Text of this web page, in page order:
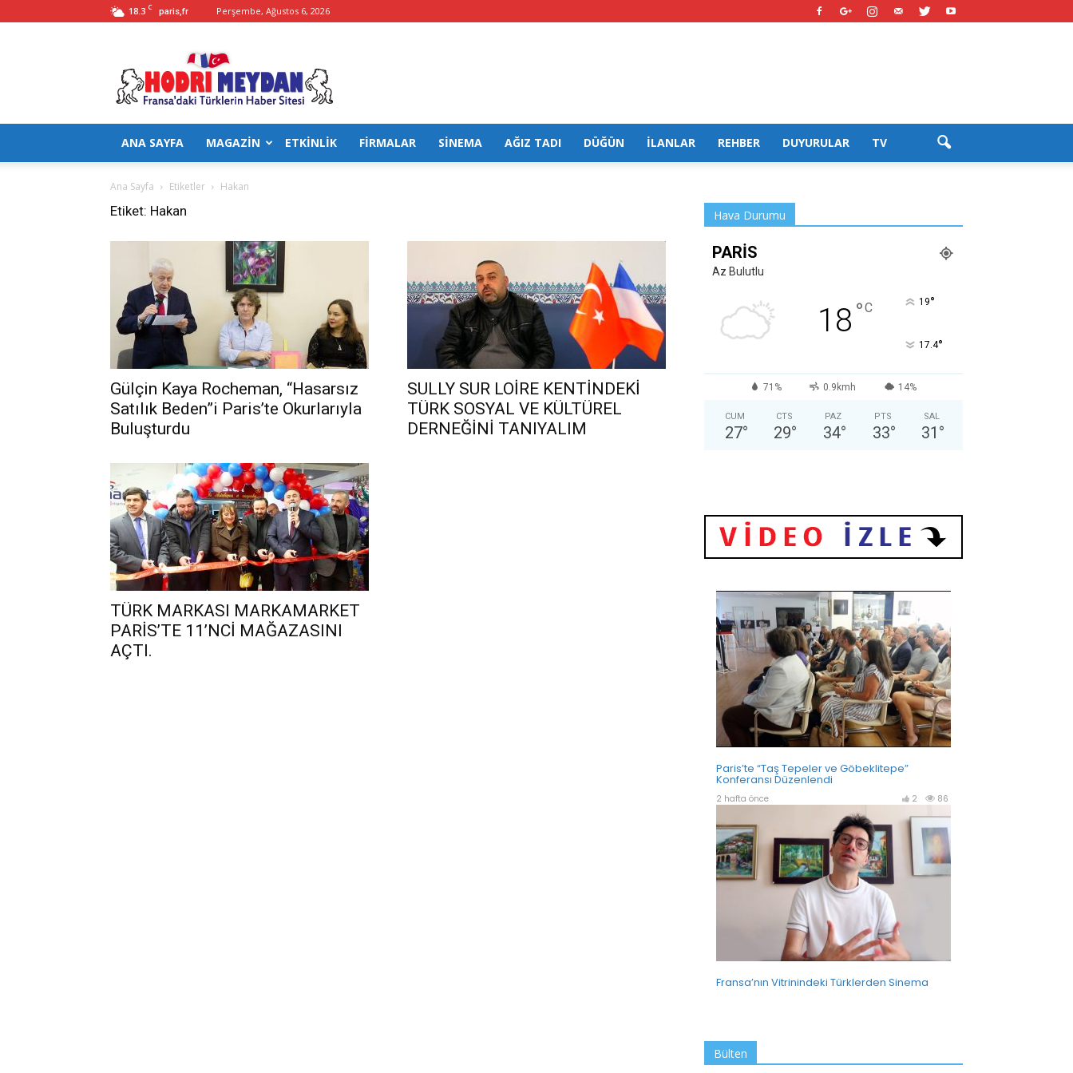
18.3 C paris,fr Perşembe, Ağustos 6, 2026
Hodrimeydan
ANA SAYFA MAGAZİN ETKİNLİK FİRMALAR SİNEMA AĞIZ TADI DÜĞÜN İLANLAR REHBER DUYURULAR TV
Ana Sayfa Etiketler Hakan
Etiket: Hakan
Gülçin Kaya Rocheman, “Hasarsız
Satılık Beden”i Paris’te Okurlarıyla
Buluşturdu
SULLY SUR LOİRE KENTİNDEKİ
TÜRK SOSYAL VE KÜLTÜREL
DERNEĞİNİ TANIYALIM
TÜRK MARKASI MARKAMARKET
PARİS’TE 11’NCİ MAĞAZASINI
AÇTI.
Hava Durumu
PARIS
Az Bulutlu
18 °C 19°
17.4°
71% 0.9kmh 14%
CUM
27°
CTS
29°
PAZ
34°
PTS
33°
SAL
31 °
Bülten